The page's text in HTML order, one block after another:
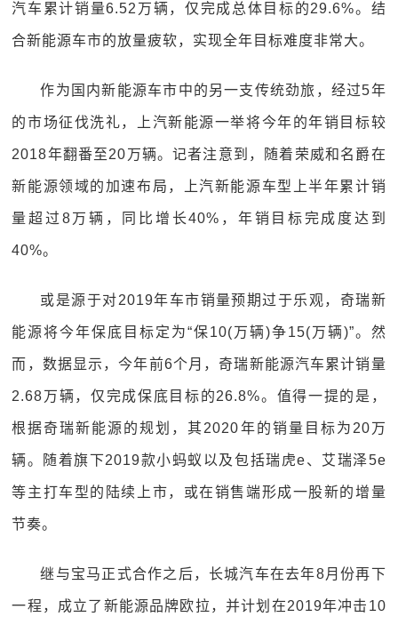
汽车累计销量6.52万辆，仅完成总体目标的29.6%。结
合新能源车市的放量疲软，实现全年目标难度非常大。
作为国内新能源车市中的另一支传统劲旅，经过5年
的市场征伐洗礼，上汽新能源一举将今年的年销目标较
2018年翻番至20万辆。记者注意到，随着荣威和名爵在
新能源领域的加速布局，上汽新能源车型上半年累计销
量超过8万辆，同比增长40%，年销目标完成度达到
40%。
或是源于对2019年车市销量预期过于乐观，奇瑞新
能源将今年保底目标定为“保10(万辆)争15(万辆)”。然
而，数据显示，今年前6个月，奇瑞新能源汽车累计销量
2.68万辆，仅完成保底目标的26.8%。值得一提的是，
根据奇瑞新能源的规划，其2020年的销量目标为20万
辆。随着旗下2019款小蚂蚁以及包括瑞虎e、艾瑞泽5e
等主打车型的陆续上市，或在销售端形成一股新的增量
节奏。
继与宝马正式合作之后，长城汽车在去年8月份再下
一程，成立了新能源品牌欧拉，并计划在2019年冲击10